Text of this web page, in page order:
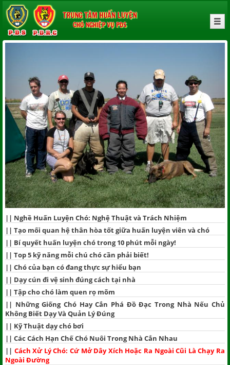
|| Nghề Huấn Luyện Chó: Nghệ Thuật và Trách Nhiệm
|| Tạo mối quan hệ thân hòa tốt giữa huấn luyện viên và chó
|| Bí quyết huấn luyện chó trong 10 phút mỗi ngày!
|| Top 5 kỹ năng mỗi chú chó cần phải biết!
|| Chó của bạn có đang thực sự hiểu bạn
|| Dạy cún đi vệ sinh đúng cách tại nhà
|| Tập cho chó làm quen rọ mõm
|| Những Giống Chó Hay Cắn Phá Đồ Đạc Trong Nhà Nếu Chủ
Không Biết Dạy Và Quản Lý Đúng
|| Kỹ Thuật dạy chó bơi
|| Các Cách Hạn Chế Chó Nuôi Trong Nhà Cắn Nhau
|| Cách Xử Lý Chó: Cứ Mở Dây Xích Hoặc Ra Ngoài Cũi Là Chạy Ra
Ngoài Đường